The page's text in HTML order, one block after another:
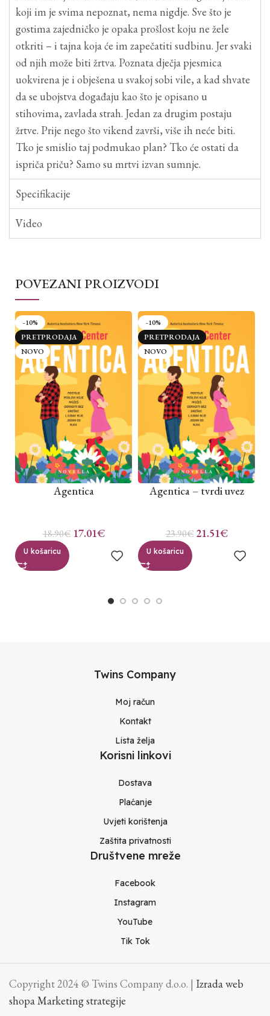
koji im je svima nepoznat, nema nigdje. Sve što je
gostima zajedničko je opaka prošlost koju ne žele
otkriti – i tajna koja će im zapečatiti sudbinu. Jer svaki
od njih može biti žrtva. Poznata dječja pjesmica
uokvirena je i obješena u svakoj sobi vile, a kad shvate
da se ubojstva događaju kao što je opisano u
stihovima, zavlada strah. Jedan za drugim postaju
žrtve. Prije nego što vikend završi, više ih neće biti.
Tko je smislio taj podmukao plan? Tko će ostati da
ispriča priču? Samo su mrtvi izvan sumnje.
Specifikacije
Video
POVEZANI PROIZVODI
-10%
PRETPRODAJA
NOVO
Agentica
18.90€ 17.01€
U košaricu
-10%
PRETPRODAJA
NOVO
Agentica – tvrdi uvez
23.90€ 21.51€
U košaricu
Twins Company
Moj račun
Kontakt
Lista želja
Korisni linkovi
Dostava
Plaćanje
Uvjeti korištenja
Zaštita privatnosti
Društvene mreže
Facebook
Instagram
YouTube
Tik Tok
Copyright 2024 © Twins Company d.o.o. | Izrada web
shopa Marketing strategije